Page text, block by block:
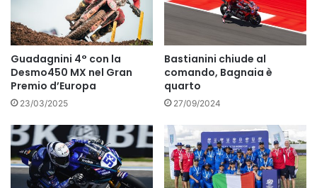
Guadagnini 4° con la
Desmo450 MX nel Gran
Premio d’Europa
23/03/2025
Bastianini chiude al
comando, Bagnaia è
quarto
27/09/2024